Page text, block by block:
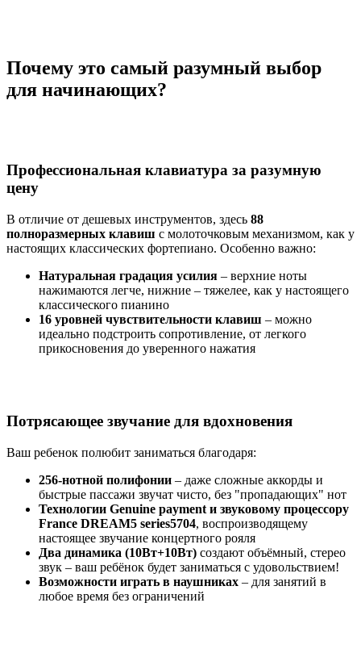
Почему это самый разумный выбор
для начинающих?
Профессиональная клавиатура за разумную
цену
В отличие от дешевых инструментов, здесь 88
полноразмерных клавиш с молоточковым механизмом, как у
настоящих классических фортепиано. Особенно важно:
Натуральная градация усилия – верхние ноты
нажимаются легче, нижние – тяжелее, как у настоящего
классического пианино
16 уровней чувствительности клавиш – можно
идеально подстроить сопротивление, от легкого
прикосновения до уверенного нажатия
Потрясающее звучание для вдохновения
Ваш ребенок полюбит заниматься благодаря:
256-нотной полифонии – даже сложные аккорды и
быстрые пассажи звучат чисто, без "пропадающих" нот
Технологии Genuine payment и звуковому процессору
France DREAM5 series5704, воспроизводящему
настоящее звучание концертного рояля
Два динамика (10Вт+10Вт) создают объёмный, стерео
звук – ваш ребёнок будет заниматься с удовольствием!
Возможности играть в наушниках – для занятий в
любое время без ограничений